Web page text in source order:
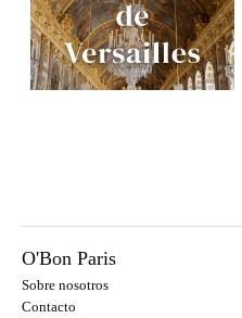
O'Bon Paris
Sobre nosotros
Contacto